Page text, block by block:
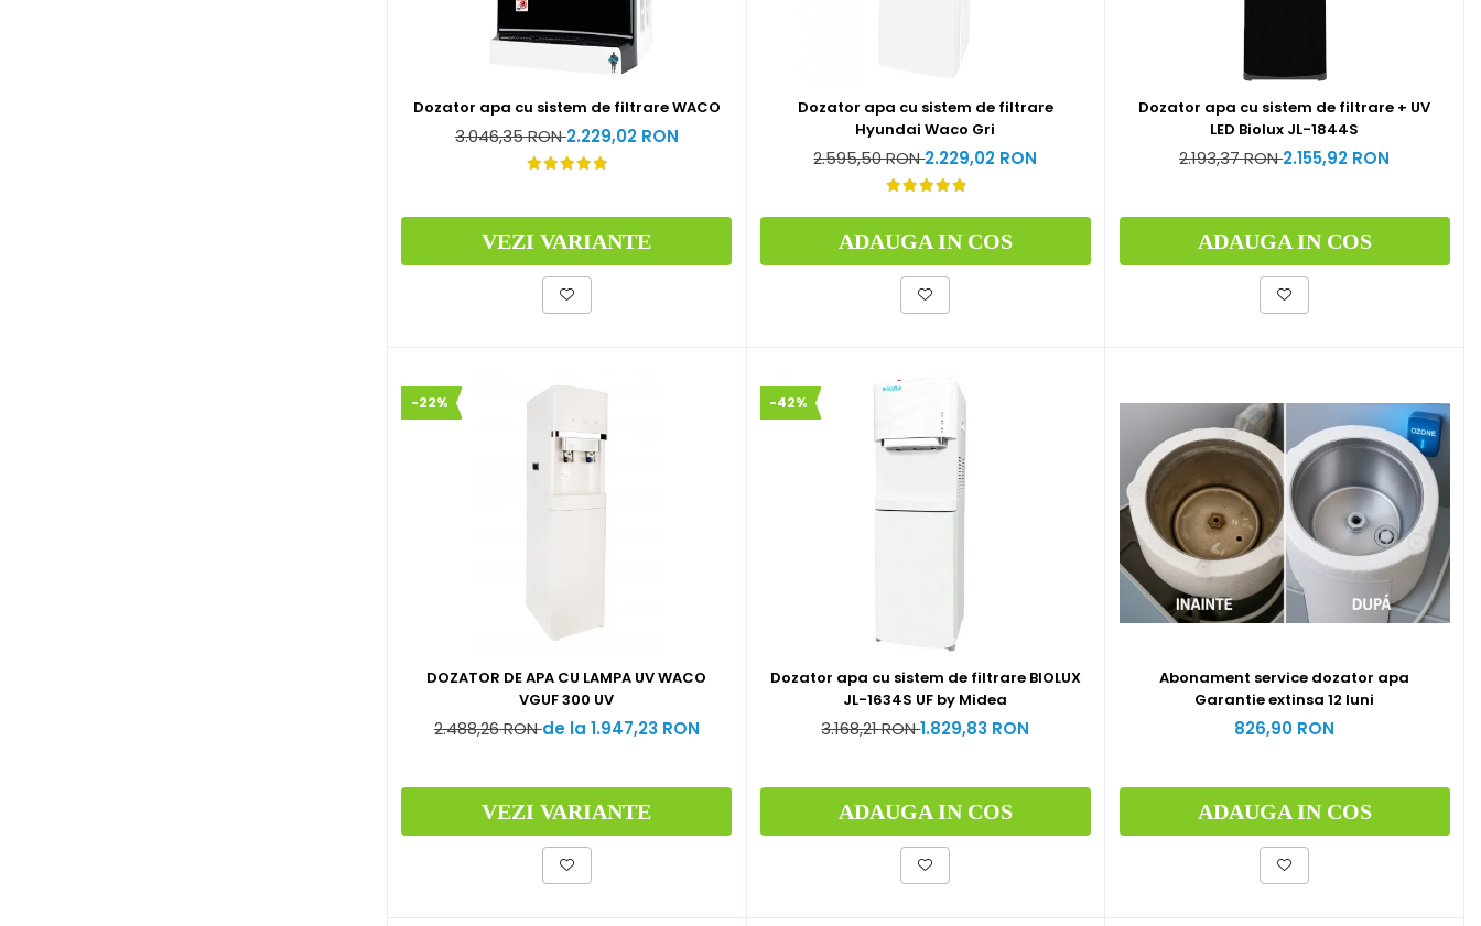
Dozator apa cu sistem de filtrare WACO
3.046,35 RON2.229,02 RON
VEZI VARIANTE
Dozator apa cu sistem de filtrare
Hyundai Waco Gri
2.595,50 RON2.229,02 RON
ADAUGA IN COS
Dozator apa cu sistem de filtrare + UV
LED Biolux JL-1844S
2.193,37 RON2.155,92 RON
ADAUGA IN COS
-22%
DOZATOR DE APA CU LAMPA UV WACO
VGUF 300 UV
2.488,26 RONde la 1.947,23 RON
VEZI VARIANTE
-42%
Dozator apa cu sistem de filtrare BIOLUX
JL-1634S UF by Midea
3.168,21 RON1.829,83 RON
ADAUGA IN COS
Abonament service dozator apa
Garantie extinsa 12 luni
826,90 RON
ADAUGA IN COS